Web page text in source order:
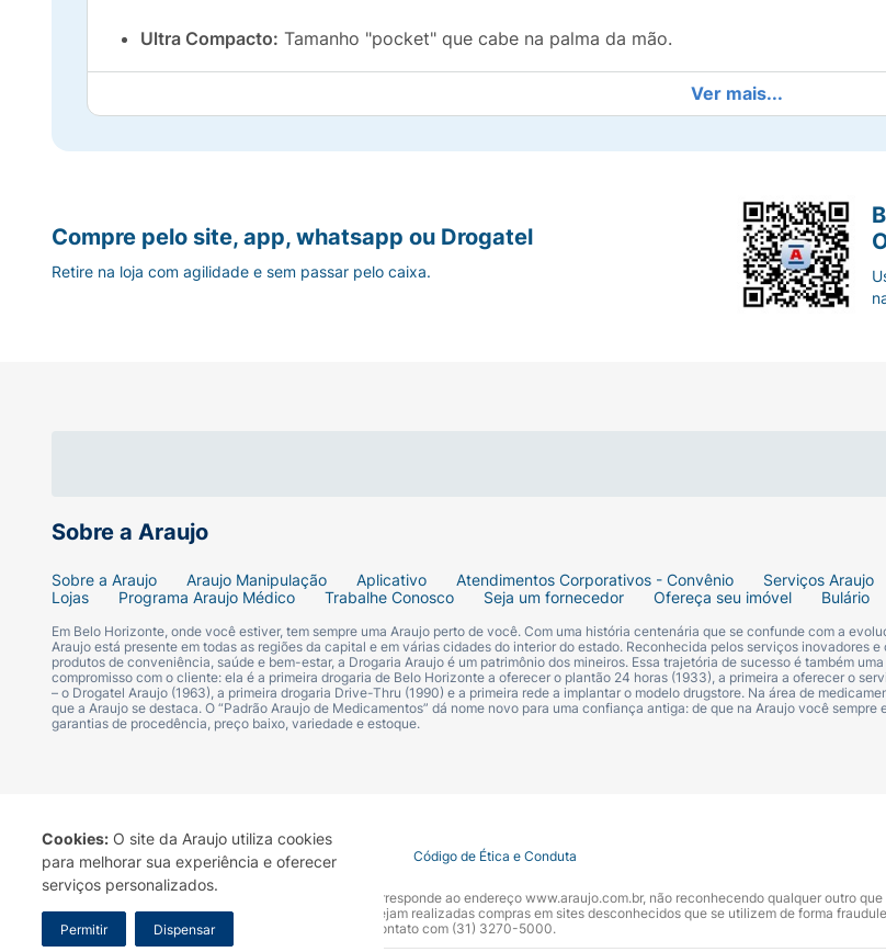
Cookies: O site da Araujo utiliza cookies
para melhorar sua experiência e oferecer
serviços personalizados.
Permitir Dispensar
Ultra Compacto: Tamanho "pocket" que cabe na palma da mão.
Acompanha Capa Protetora:Mantém o guarda-chuva organizado e evita molhar outros
Ver mais...
Sobre a Araujo
Sobre a Araujo Araujo Manipulação Aplicativo Atendimentos Corporativos - Convênio Serviços Araujo
Lojas
Programa Araujo Médico Trabalhe Conosco Seja um fornecedor Ofereça seu imóvel Bulário
Em Belo Horizonte, onde você estiver, tem sempre uma Araujo perto de você. Com uma história centenária que se confunde com a
Araujo está presente em todas as regiões da capital e em várias cidades do interior do estado. Reconhecida pelos serviços inovadores e
produtos de conveniência, saúde e bem-estar, a Drogaria Araujo é um patrimônio dos mineiros. Essa trajetória de sucesso é também
compromisso com o cliente: ela é a primeira drogaria de Belo Horizonte a oferecer o plantão 24 horas (1933), a primeira a oferecer o
– o Drogatel Araujo (1963), a primeira drogaria Drive-Thru (1990) e a primeira rede a implantar o modelo drugstore. Na área de
que a Araujo se destaca. O “Padrão Araujo de Medicamentos” dá nome novo para uma confiança antiga: de que na Araujo você
garantias de procedência, preço baixo, variedade e estoque.
Compre pelo site, app, whatsapp ou Drogatel
Retire na loja com agilidade e sem passar pelo caixa.
Termo de Uso Portal da Privacidade Covid-19 Código de Ética e Conduta
A Drogaria Araujo S/A informa que o seu site oficial corresponde ao endereço www.araujo.com.br, não reconhecendo qualquer outro
marca. Para sua segurança recomendamos que não sejam realizadas compras em sites desconhecidos que se utilizem de forma
Araujo S.A. Em caso de dúvidas, gentileza entrar em contato com (31) 3270-5000.